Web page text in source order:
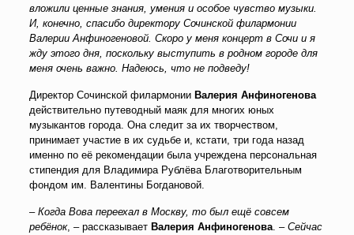
вложили ценные знания, умения и особое чувство музыки.
И, конечно, спасибо директору Сочинской филармонии
Валерии Анфиногеновой. Скоро у меня концерт в Сочи и я
жду этого дня, поскольку выступить в родном городе для
меня очень важно. Надеюсь, что не подведу!
Директор Сочинской филармонии Валерия Анфиногенова
действительно путеводный маяк для многих юных
музыкантов города. Она следит за их творчеством,
принимает участие в их судьбе и, кстати, три года назад
именно по её рекомендации была учреждена персональная
стипендия для Владимира Рублёва Благотворительным
фондом им. Валентины Богдановой.
– Когда Вова переехал в Москву, то был ещё совсем
ребёнок, – рассказывает Валерия Анфиногенова. – Сейчас